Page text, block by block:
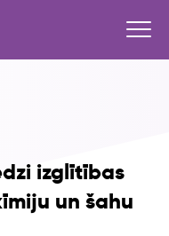
izglītības
un šahu